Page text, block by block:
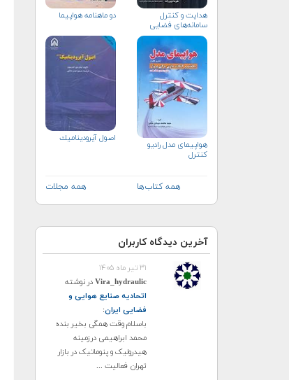
هدایت و کنترل
سامانه‌های فضایی
دو ماهنامه هواپيما
هواپيمای مدل راديو
كنترل
اصول آيروديناميك
همه کتاب‌ها همه مجلات
آخرین دیدگاه کاربران
۳۱ تیر ماه ۱۴۰۵
Vira_hydraulicدر نوشته
اتحادیه صنایع هوایی و
فضایی ایران:
باسلام وقت همگی بخیر بنده
محمد ابراهیمی درزمینه
هیدرولیک و پنوماتیک در بازار
تهران فعالیت ...